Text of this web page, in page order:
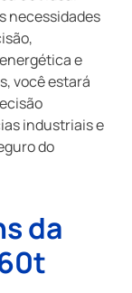
necessidades
e
você estará
industriais e
do
da